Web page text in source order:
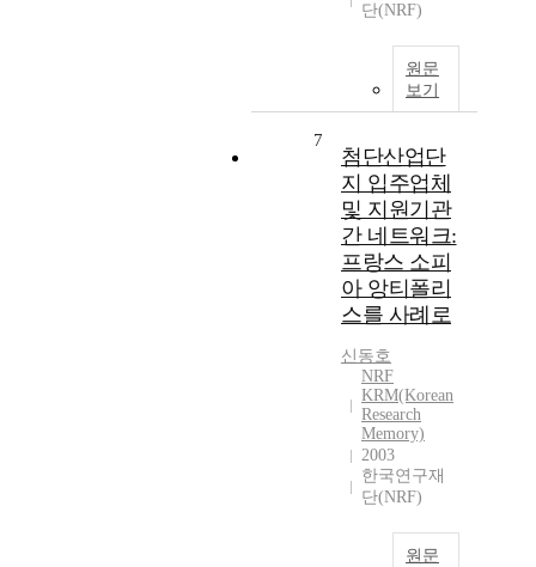
단(NRF)
원문
보기
7
첨단산업단
지 입주업체
및 지원기관
간 네트워크:
프랑스 소피
아 앙티폴리
스를 사례로
신동호
NRF
KRM(Korean
Research
Memory)
2003
한국연구재
단(NRF)
원문